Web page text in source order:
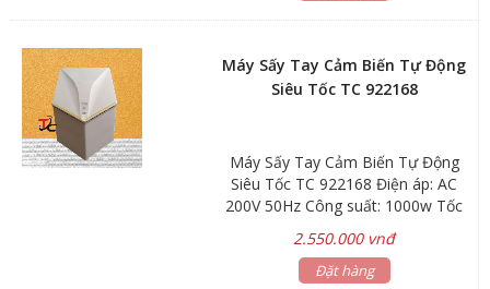
Máy Sấy Tay Cảm Biến Tự Động
Siêu Tốc TC 922168
Máy Sấy Tay Cảm Biến Tự Động
Siêu Tốc TC 922168 Điện áp: AC
200V 50Hz Công suất: 1000w Tốc
vòng/phút Kích thước: 29x42x17cm
2.550.000 vnđ
Đặt hàng